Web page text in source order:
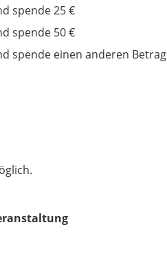
spende 25 €
spende 50 €
spende einen anderen Betrag